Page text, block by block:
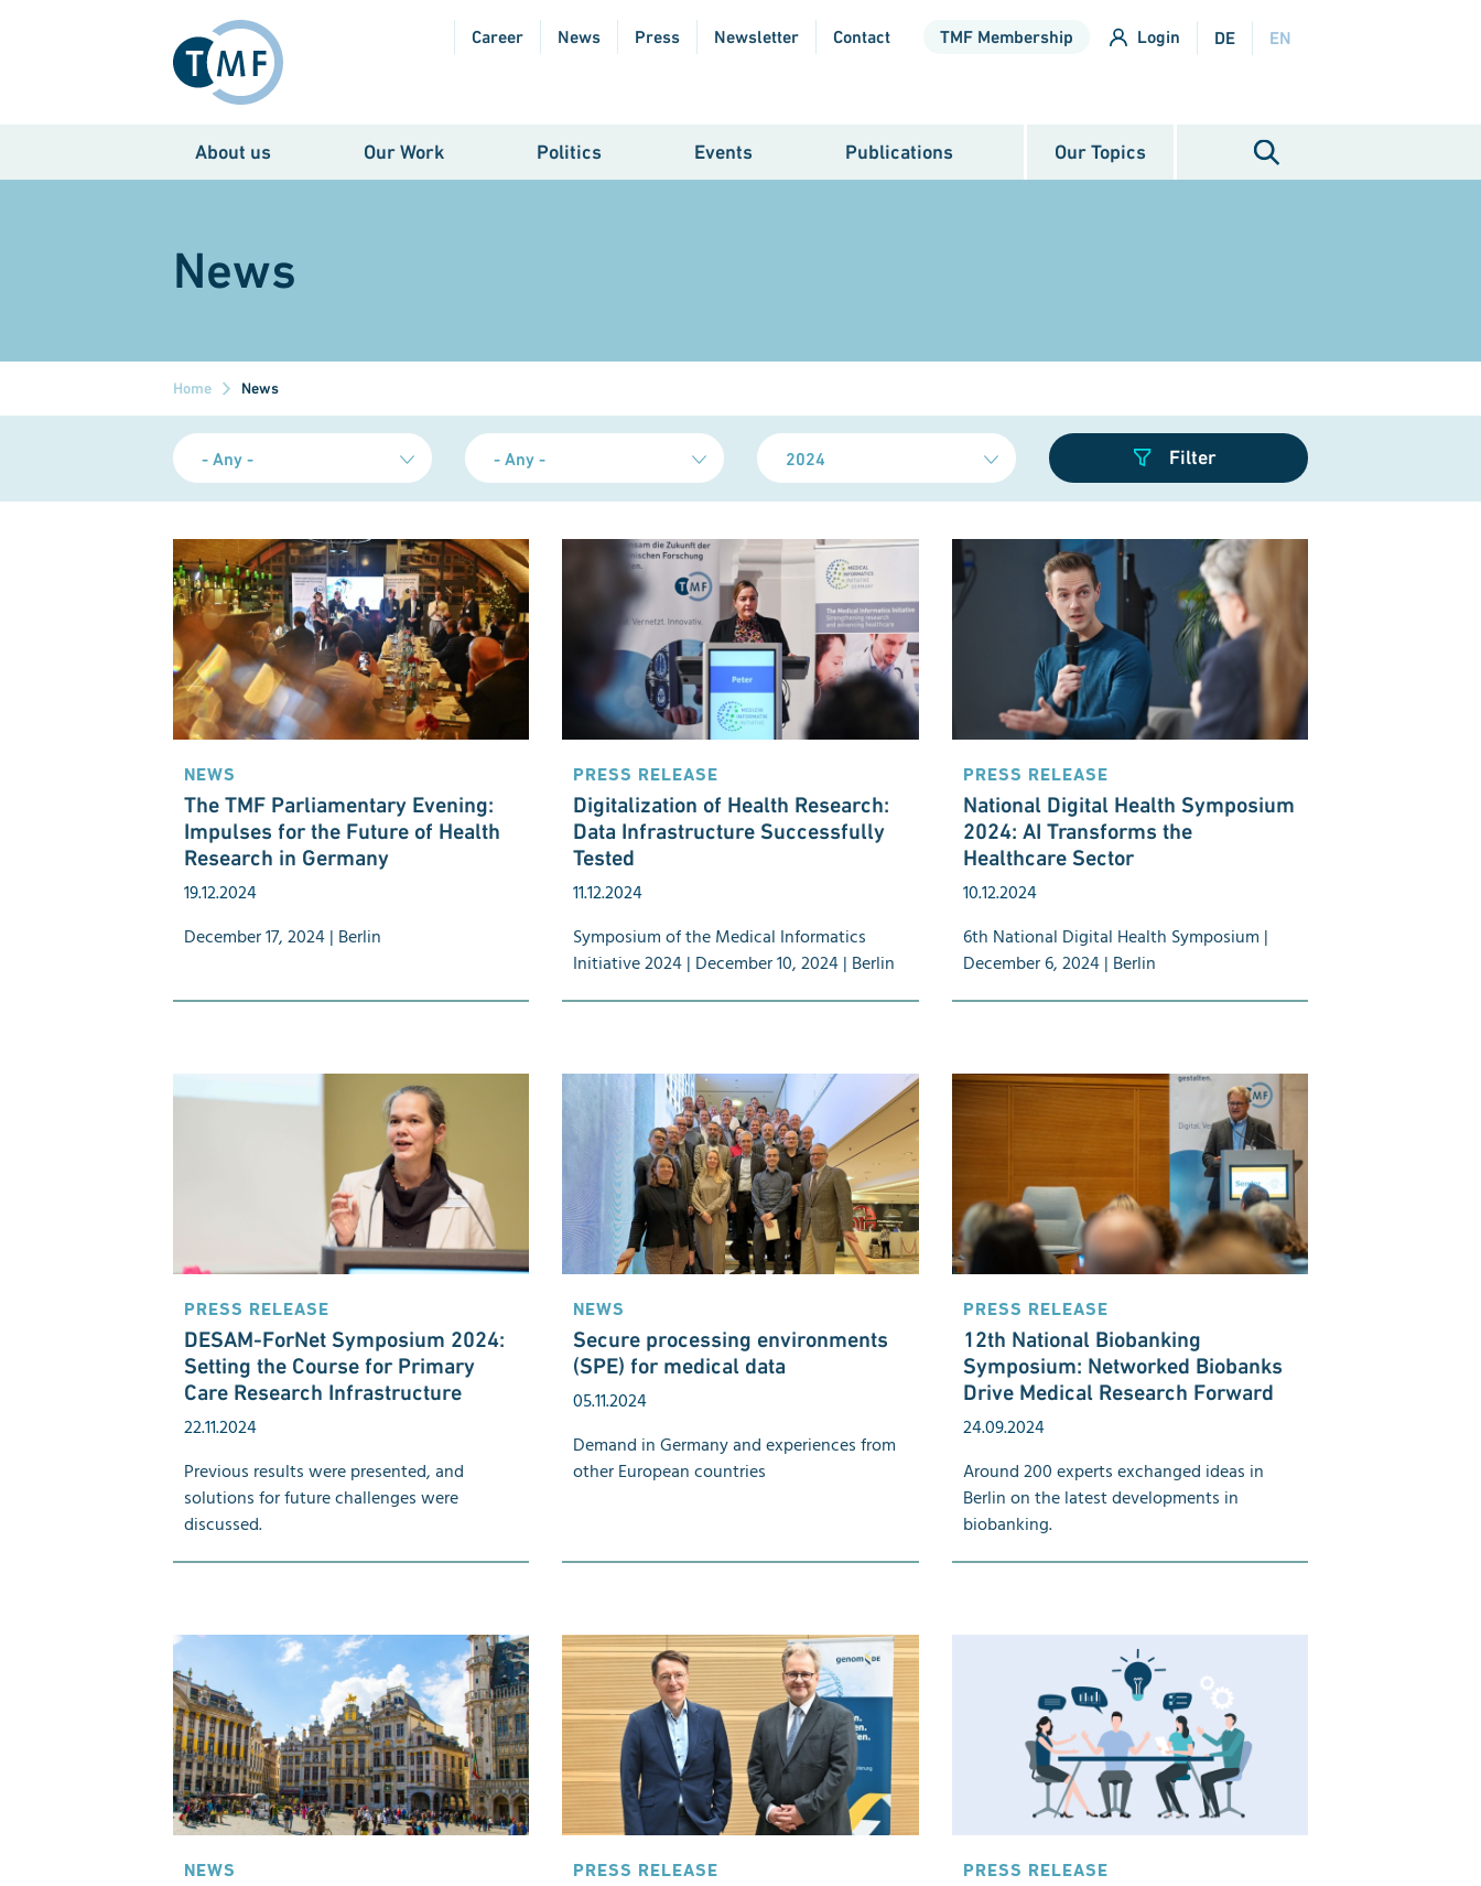
Career News Press Newsletter Contact TMF Membership Login DE EN
About us Our Work Politics Events Publications Our Topics
News
Home News
- Any - - Any - 2024
NEWS
The TMF Parliamentary Evening:
Impulses for the Future of Health
Research in Germany
19.12.2024
December 17, 2024 | Berlin
PRESS RELEASE
Digitalization of Health Research:
Data Infrastructure Successfully
Tested
11.12.2024
Symposium of the Medical Informatics
Initiative 2024 | December 10, 2024 | Berlin
PRESS RELEASE
National Digital Health Symposium
2024: AI Transforms the
Healthcare Sector
10.12.2024
6th National Digital Health Symposium |
December 6, 2024 | Berlin
PRESS RELEASE
DESAM-ForNet Symposium 2024:
Setting the Course for Primary
Care Research Infrastructure
22.11.2024
Previous results were presented, and
solutions for future challenges were
discussed.
NEWS
Secure processing environments
(SPE) for medical data
05.11.2024
Demand in Germany and experiences from
other European countries
PRESS RELEASE
12th National Biobanking
Symposium: Networked Biobanks
Drive Medical Research Forward
24.09.2024
Around 200 experts exchanged ideas in
Berlin on the latest developments in
biobanking.
NEWS PRESS RELEASE PRESS RELEASE